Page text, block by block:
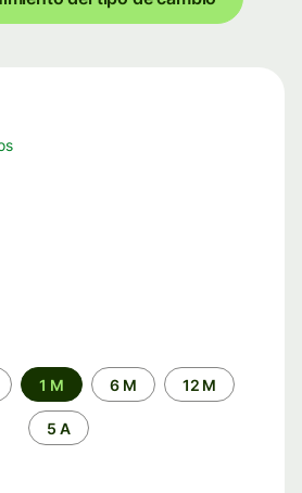
1 M 6 M 12 M
5 A